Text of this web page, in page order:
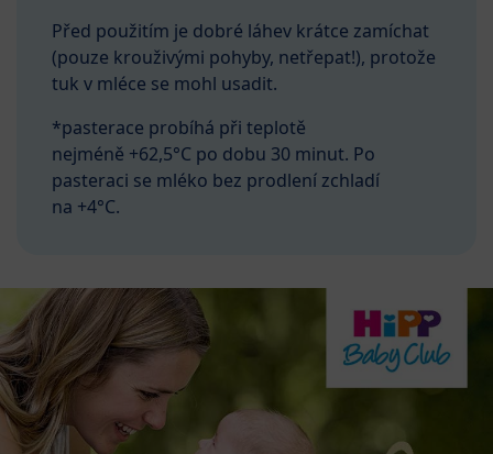
Před použitím je dobré láhev krátce zamíchat
(pouze krouživými pohyby, netřepat!), protože
tuk v mléce se mohl usadit.
*pasterace probíhá při teplotě
nejméně +62,5°C po dobu 30 minut. Po
pasteraci se mléko bez prodlení zchladí
na +4°C.